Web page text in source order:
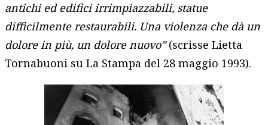
antichi ed edifici irrimpiazzabili, statue
difficilmente restaurabili. Una violenza che dà un
dolore in più, un dolore nuovo”(scrisse Lietta
Tornabuoni su La Stampa del 28 maggio 1993).